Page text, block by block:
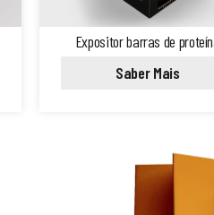
Expositor barras de
Saber Mais